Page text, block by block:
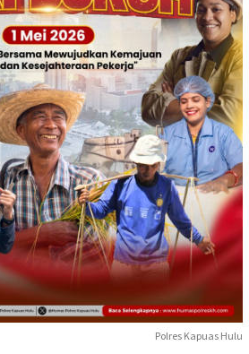
Polres Kapuas Hulu